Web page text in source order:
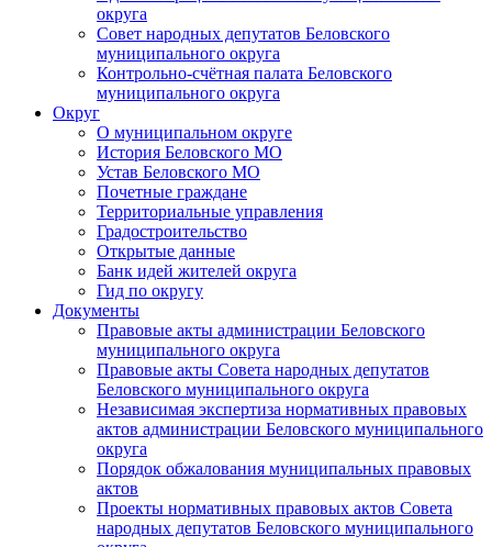
округа
Совет народных депутатов Беловского
муниципального округа
Контрольно-счётная палата Беловского
муниципального округа
Округ
О муниципальном округе
История Беловского МО
Устав Беловского МО
Почетные граждане
Территориальные управления
Градостроительство
Открытые данные
Банк идей жителей округа
Гид по округу
Документы
Правовые акты администрации Беловского
муниципального округа
Правовые акты Совета народных депутатов
Беловского муниципального округа
Независимая экспертиза нормативных правовых
актов администрации Беловского муниципального
округа
Порядок обжалования муниципальных правовых
актов
Проекты нормативных правовых актов Совета
народных депутатов Беловского муниципального